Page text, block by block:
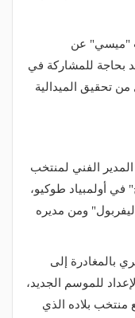
"ميسي" عن
بحاجة للمشاركة في
من تحقيق الميدالية
الفني لمنتخب
في أولمبياد طوكيو،
ومن مديره
بالمغادرة إلى
للموسم الجديد،
منتخب بلاده الذي